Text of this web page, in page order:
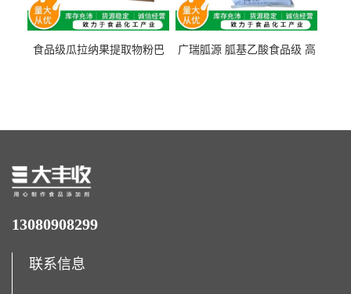
食品级瓜拉纳果提取物粉巴
广瑞胍源 胍基乙酸食品级 高
13080908299
联系信息